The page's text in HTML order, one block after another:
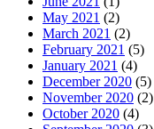
May 2021 (2)
March 2021 (2)
February 2021 (5)
January 2021 (4)
December 2020 (5)
November 2020 (2)
October 2020 (4)